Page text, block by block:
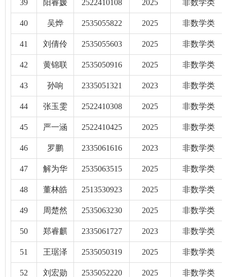
39 阳睿媛 2522410108 2025 非数学类
40 吴烨 2535055822 2025 非数学类
41 刘倩伶 2535055603 2025 非数学类
42 黄锦联 2535050916 2025 非数学类
43 孙响 2335051321 2023 非数学类
44 张玉雯 2522410308 2025 非数学类
45 严一涵 2522410425 2025 非数学类
46 罗鹏 2335061616 2023 非数学类
47 解为华 2535063515 2025 非数学类
48 董林皓 2513530923 2025 非数学类
49 周楚然 2535063230 2025 非数学类
50 郑睿麒 2335061727 2023 非数学类
51 王琚泽 2535050319 2025 非数学类
52 刘宏勋 2535052220 2025 非数学类